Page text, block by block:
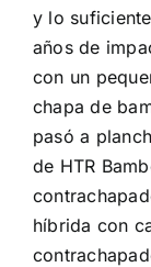
y lo
años de
con un
chapa de
pasó a
de HTR
híbrida con